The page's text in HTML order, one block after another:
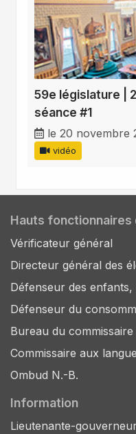
59e législature |
séance #1
le 20 novembre
vidéo
Hauts fonctionnaires
Vérificateur général
Directeur général des
Défenseur des enfants,
Défenseur du
Bureau du commissaire
Commissaire aux
Ombud N.-B.
Information
Lieutenante-